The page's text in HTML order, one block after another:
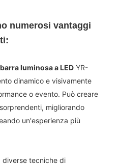
numerosi vantaggi
luminosa a LED YR-
dinamico e visivamente
o evento. Può creare
migliorando
un'esperienza più
diverse tecniche di